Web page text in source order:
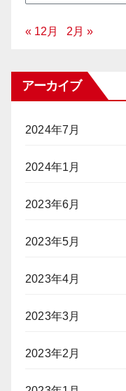
« 12月 2月 »
アーカイブ
2024年7月
2024年1月
2023年6月
2023年5月
2023年4月
2023年3月
2023年2月